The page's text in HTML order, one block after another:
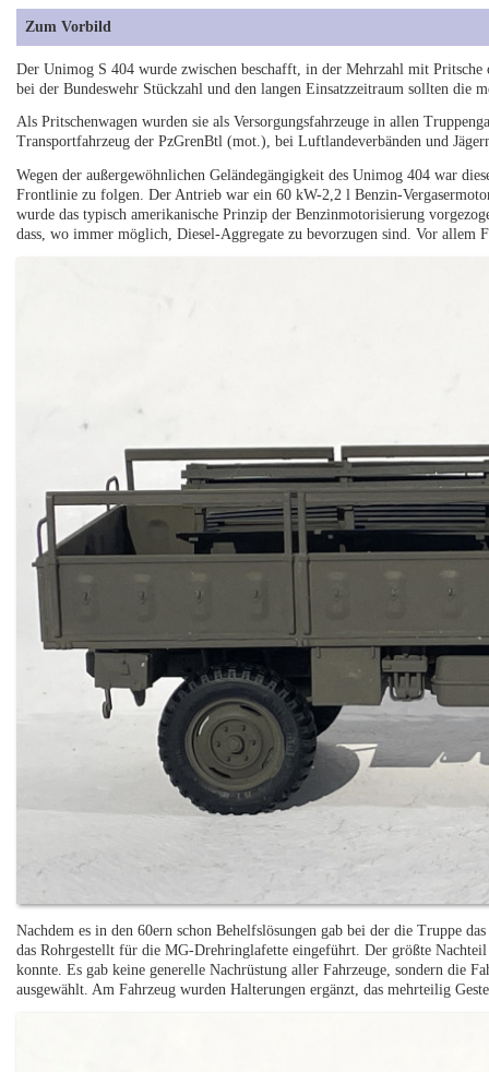
Zum Vorbild
Der Unimog S 404 wurde zwischen beschafft, in der Mehrzahl mit
bei der Bundeswehr Stückzahl und den langen Einsatzzeitraum sollten die
Als Pritschenwagen wurden sie als Versorgungsfahrzeuge in allen
Transportfahrzeug der PzGrenBtl (mot.), bei Luftlandeverbänden und
Wegen der außergewöhnlichen Geländegängigkeit des Unimog 404 war
Frontlinie zu folgen. Der Antrieb war ein 60 kW-2,2 l Benzin-
wurde das typisch amerikanische Prinzip der Benzinmotorisierung
dass, wo immer möglich, Diesel-Aggregate zu bevorzugen sind. Vor
Nachdem es in den 60ern schon Behelfslösungen gab bei der die Truppe
das Rohrgestellt für die MG-Drehringlafette eingeführt. Der größte
konnte. Es gab keine generelle Nachrüstung aller Fahrzeuge, sondern die
ausgewählt. Am Fahrzeug wurden Halterungen ergänzt, das mehrteilig